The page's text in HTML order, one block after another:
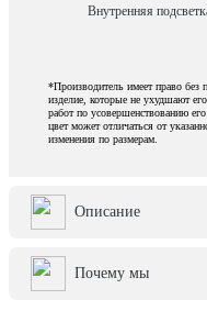
Внутренняя
*Производитель имеет право без
изделие, которые не ухудшают
работ по усовершенствованию
цвет может отличаться от
изменения по размерам.
Описание
Почему мы